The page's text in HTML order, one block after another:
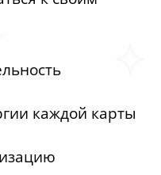
каждой карты